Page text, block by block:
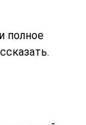
полное